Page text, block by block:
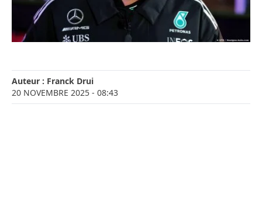
Auteur : Franck Drui
20 NOVEMBRE 2025 - 08:43